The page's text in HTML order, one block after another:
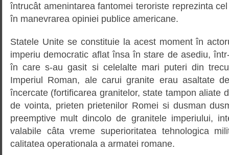
întrucât amenintarea fantomei teroriste reprezinta
în manevrarea opiniei publice americane.
Statele Unite se constituie la acest moment în
imperiu democratic aflat însa în stare de asediu,
în care s-au gasit si celelalte mari puteri din
Imperiul Roman, ale carui granite erau asaltate
încercate (fortificarea granitelor, state tampon aliate
de vointa, prieten prietenilor Romei si dusman
preemptive mult dincolo de granitele imperiului,
valabile câta vreme superioritatea tehnologica
calitatea operationala a armatei romane.